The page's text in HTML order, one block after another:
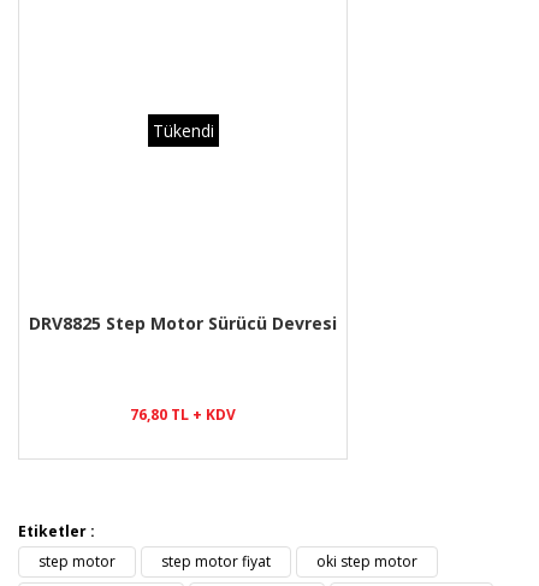
Tükendi
DRV8825 Step Motor Sürücü Devresi
76,80 TL + KDV
Etiketler :
step motor
step motor fiyat
oki step motor